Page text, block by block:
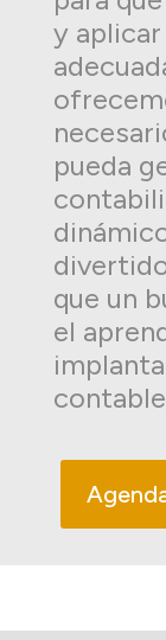
y
pueda
que un
el